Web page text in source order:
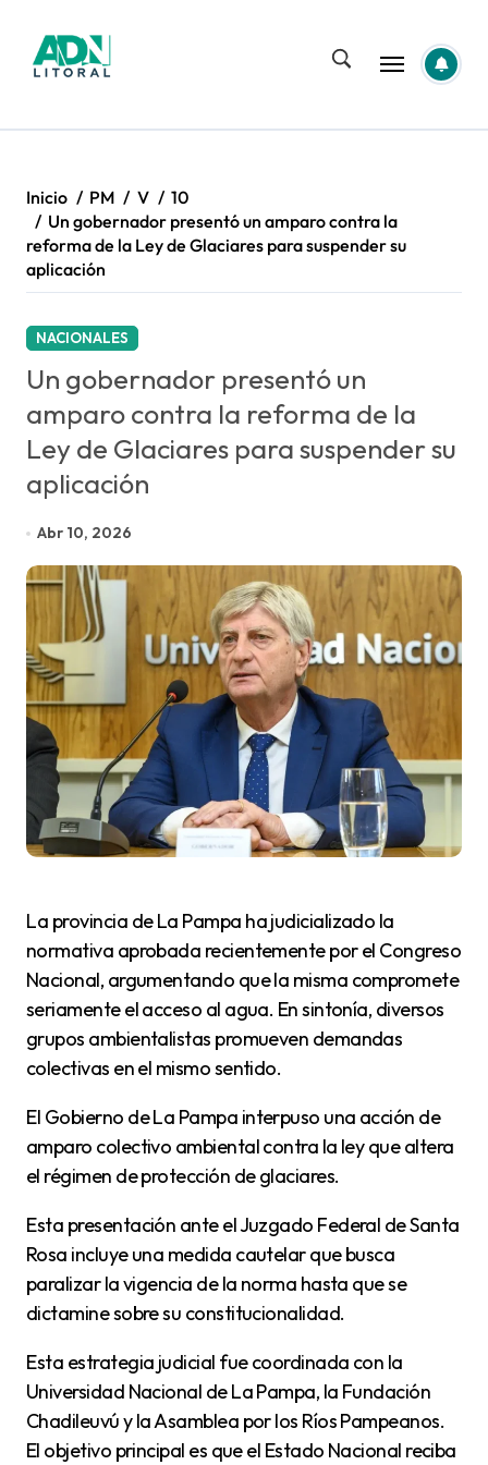
contenido
Inicio PM V
10
Un gobernador presentó un amparo contra la
reforma de la Ley de Glaciares para suspender su
aplicación
NACIONALES
Un gobernador presentó un
amparo contra la reforma de la
Ley de Glaciares para suspender su
aplicación
Abr 10, 2026
La provincia de La Pampa ha judicializado la
normativa aprobada recientemente por el Congreso
Nacional, argumentando que la misma compromete
seriamente el acceso al agua. En sintonía, diversos
grupos ambientalistas promueven demandas
colectivas en el mismo sentido.
El Gobierno de La Pampa interpuso una acción de
amparo colectivo ambiental contra la ley que altera
el régimen de protección de glaciares.
Esta presentación ante el Juzgado Federal de Santa
Rosa incluye una medida cautelar que busca
paralizar la vigencia de la norma hasta que se
dictamine sobre su constitucionalidad.
Esta estrategia judicial fue coordinada con la
Universidad Nacional de La Pampa, la Fundación
Chadileuvú y la Asamblea por los Ríos Pampeanos.
El objetivo principal es que el Estado Nacional reciba